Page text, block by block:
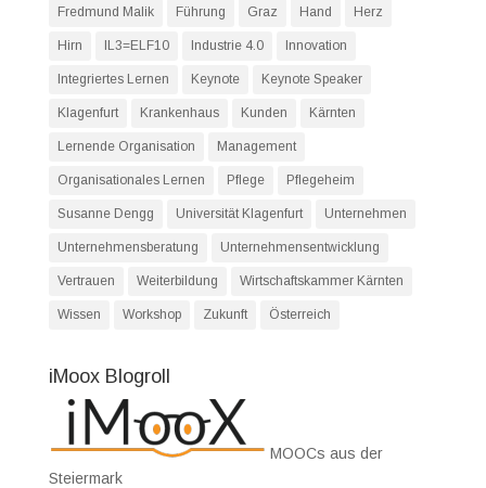
Fredmund Malik Führung Graz Hand Herz
Hirn IL3=ELF10 Industrie 4.0 Innovation
Integriertes Lernen Keynote Keynote Speaker
Klagenfurt Krankenhaus Kunden Kärnten
Lernende Organisation Management
Organisationales Lernen Pflege Pflegeheim
Susanne Dengg Universität Klagenfurt Unternehmen
Unternehmensberatung Unternehmensentwicklung
Vertrauen Weiterbildung Wirtschaftskammer Kärnten
Wissen Workshop Zukunft Österreich
iMoox Blogroll
MOOCs aus der
Steiermark